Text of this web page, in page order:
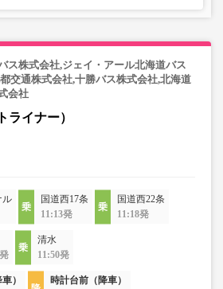
ス株式会社,ジェイ・アール北海道バス
交通株式会社,十勝バス株式会社,北海道
会社
イナー）
ル
国道西17条
11:13発
国道西22条
11:18発
清水
11:50発
）
時計台前（降車）